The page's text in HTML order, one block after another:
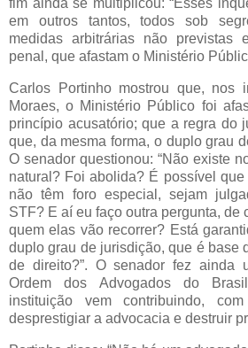
fim ainda se multiplicou: “Esses
em outros tantos, todos sob
medidas arbitrárias não previstas
penal, que afastam o Ministério
Carlos Portinho mostrou que, nos
Moraes, o Ministério Público foi
princípio acusatório; que a regra do
que, da mesma forma, o duplo grau
O senador questionou: “Não existe
natural? Foi abolida? É possível
não têm foro especial, sejam
STF? E aí eu faço outra pergunta, de
quem elas vão recorrer? Está
duplo grau de jurisdição, que é base
de direito?”. O senador fez ainda
Ordem dos Advogados do
instituição vem contribuindo,
desprestigiar a advocacia e destruir